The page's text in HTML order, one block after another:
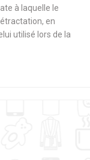
à laquelle le
en
utilisé lors de la